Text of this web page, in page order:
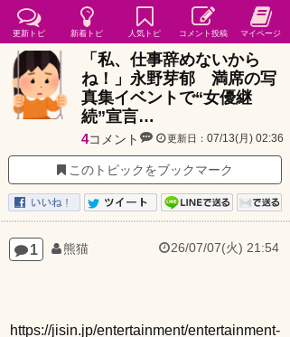
「私、仕事辞めないから
ね！」永野芽郁 満席の写
真集イベントで“女優継
続”宣言…
4コメント 更新日： 07/13(月) 02:36
このトピックをブックマーク
1 熊猫 26/07/07(火) 21:54
https://jisin.jp/entertainment/entertainment-
更新トピ 新着トピ 人気トピ コメント投稿 マイページ